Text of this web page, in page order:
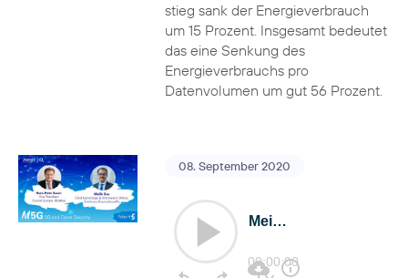
stieg sank der Energieverbrauch
um 15 Prozent. Insgesamt bedeutet
das eine Senkung des
Energieverbrauchs pro
Datenvolumen um gut 56 Prozent.
08. September 2020